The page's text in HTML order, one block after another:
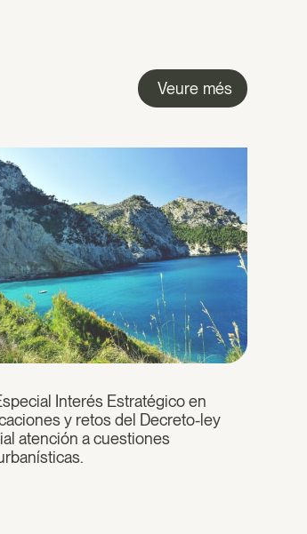
Veure més
Interés Estratégico en
y retos del Decreto-ley
atención a cuestiones